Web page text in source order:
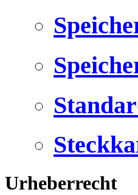
Urheberrecht